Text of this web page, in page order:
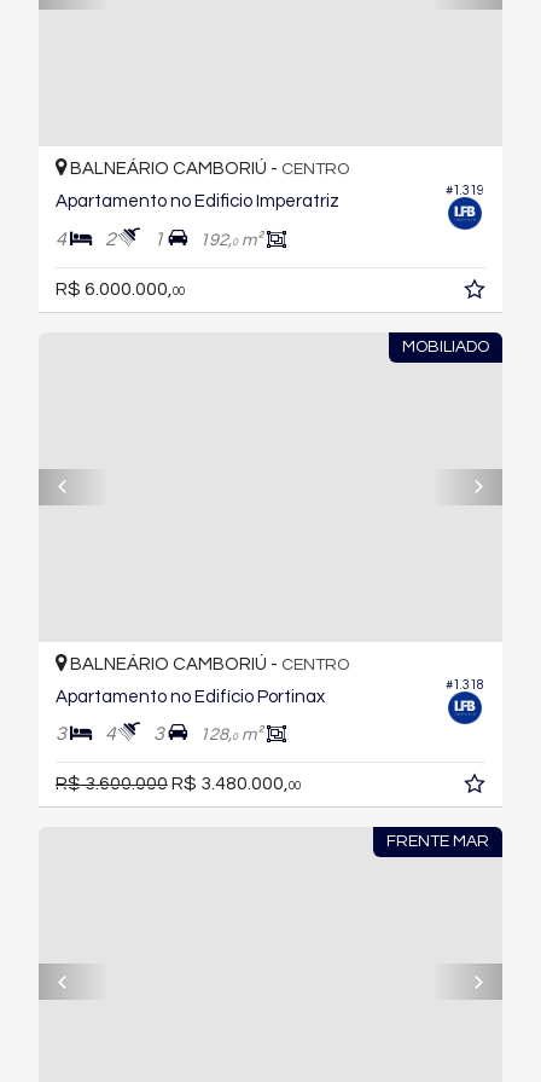
#1.319
BALNEÁRIO CAMBORIÚ - CENTRO
Apartamento no Edificio Imperatriz
4 2 1 192,0m²
R$ 6.000.000, 00
MOBILIADO
#1.318
BALNEÁRIO CAMBORIÚ - CENTRO
Apartamento no Edifício Portinax
3 4 3 128,0m²
R$ 3.600.000R$ 3.480.000, 00
FRENTE MAR